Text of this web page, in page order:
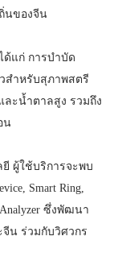
นของจีน
ด้แก่ การบำบัด
สำหรับสุภาพสตรี
ะน้ำตาลสูง รวมถึง
น
ผู้ใช้บริการจะพบ
Smart Ring,
Analyzer ซึ่งพัฒนา
น ร่วมกับวิศวกร